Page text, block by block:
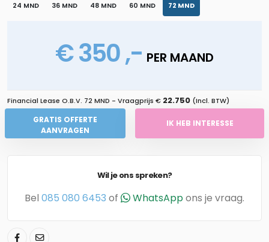
24 MND 36 MND 48 MND 60 MND 72 MND
€ 350 ,- PER MAAND
Financial Lease O.B.V. 72 MND - Vraagprijs € 22.750 (Incl. BTW)
GRATIS OFFERTE
AANVRAGEN
IK HEB INTERESSE
Wil je ons spreken?
Bel 085 080 6453 of WhatsAppons je vraag.